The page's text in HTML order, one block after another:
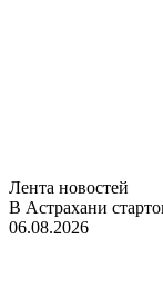
Лента новостей
В Астрахани
06.08.2026